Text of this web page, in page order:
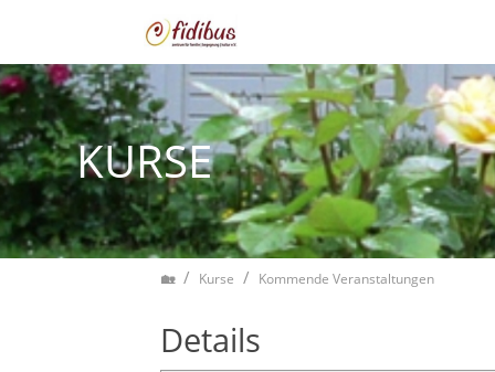
Zum Inhalt springen
KURSE
HomeKurse Kommende Veranstaltungen
Details